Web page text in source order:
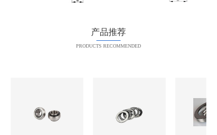
产品推荐
PRODUCTS RECOMMENDED